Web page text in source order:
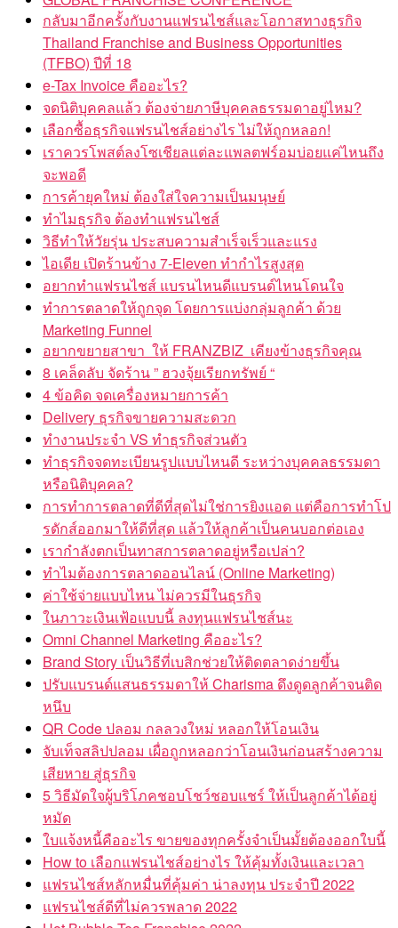
กลับมาอีกครั้งกับงานแฟรนไชส์และโอกาสทางธุรกิจ
Thailand Franchise and Business Opportunities
(TFBO) ปีที่ 18
e-Tax Invoice คืออะไร?
จดนิติบุคคลแล้ว ต้องจ่ายภาษีบุคคลธรรมดาอยู่ไหม?
เลือกซื้อธุรกิจแฟรนไชส์อย่างไร ไม่ให้ถูกหลอก!
เราควรโพสต์ลงโซเชียลแต่ละแพลตฟร์อมบ่อยแค่ไหนถึง
จะพอดี
การค้ายุคใหม่ ต้องใส่ใจความเป็นมนุษย์
ทำไมธุรกิจ ต้องทำแฟรนไชส์
วิธีทำให้วัยรุ่น ประสบความสำเร็จเร็วและแรง
ไอเดีย เปิดร้านข้าง 7-Eleven ทำกำไรสูงสุด
อยากทำแฟรนไชส์ แบรนไหนดีแบรนด์ไหนโดนใจ
ทำการตลาดให้ถูกจุด โดยการแบ่งกลุ่มลูกค้า ด้วย
Marketing Funnel
อยากขยายสาขา ให้ FRANZBIZ เคียงข้างธุรกิจคุณ
8 เคล็ดลับ จัดร้าน ” ฮวงจุ้ยเรียกทรัพย์ “
4 ข้อคิด จดเครื่องหมายการค้า
Delivery ธุรกิจขายความสะดวก
ทำงานประจำ VS ทำธุรกิจส่วนตัว
ทำธุรกิจจดทะเบียนรูปแบบไหนดี ระหว่างบุคคลธรรมดา
หรือนิติบุคคล?
การทำการตลาดที่ดีที่สุดไม่ใช่การยิงแอด แต่คือการทำโป
รดักส์ออกมาให้ดีที่สุด แล้วให้ลูกค้าเป็นคนบอกต่อเอง
เรากำลังตกเป็นทาสการตลาดอยู่หรือเปล่า?
ทำไมต้องการตลาดออนไลน์ (Online Marketing)
ค่าใช้จ่ายแบบไหน ไม่ควรมีในธุรกิจ
ในภาวะเงินเฟ้อแบบนี้ ลงทุนแฟรนไชส์นะ
Omni Channel Marketing คืออะไร?
Brand Story เป็นวิธีที่เบสิกช่วยให้ติดตลาดง่ายขึ้น
ปรับแบรนด์แสนธรรมดาให้ Charisma ดึงดูดลูกค้าจนติด
หนึบ
QR Code ปลอม กลลวงใหม่ หลอกให้โอนเงิน
จับเท็จสลิปปลอม เผื่อถูกหลอกว่าโอนเงินก่อนสร้างความ
เสียหาย สู่ธุรกิจ
5 วิธีมัดใจผู้บริโภคชอบโชว์ชอบแชร์ ให้เป็นลูกค้าได้อยู่
หมัด
ใบแจ้งหนี้คืออะไร ขายของทุกครั้งจำเป็นมั้ยต้องออกใบนี้
How to เลือกแฟรนไชส์อย่างไร ให้คุ้มทั้งเงินและเวลา
แฟรนไชส์หลักหมื่นที่คุ้มค่า น่าลงทุน ประจำปี 2022
แฟรนไชส์ดีที่ไม่ควรพลาด 2022